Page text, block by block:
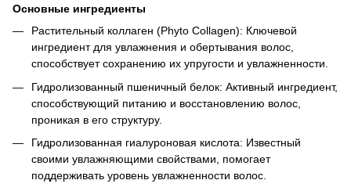
Основные ингредиенты
Растительный коллаген (Phyto Collagen): Ключевой
ингредиент для увлажнения и обертывания волос,
способствует сохранению их упругости и увлажненности.
Гидролизованный пшеничный белок: Активный ингредиент,
способствующий питанию и восстановлению волос,
проникая в его структуру.
Гидролизованная гиалуроновая кислота: Известный
своими увлажняющими свойствами, помогает
поддерживать уровень увлажненности волос.